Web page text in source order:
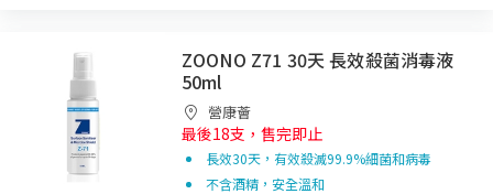
ZOONO Z71 30天 長效殺菌消毒液
50ml
營康薈
最後18支，售完即止
長效30天，有效殺滅99.9%細菌和病毒
不含酒精，安全溫和